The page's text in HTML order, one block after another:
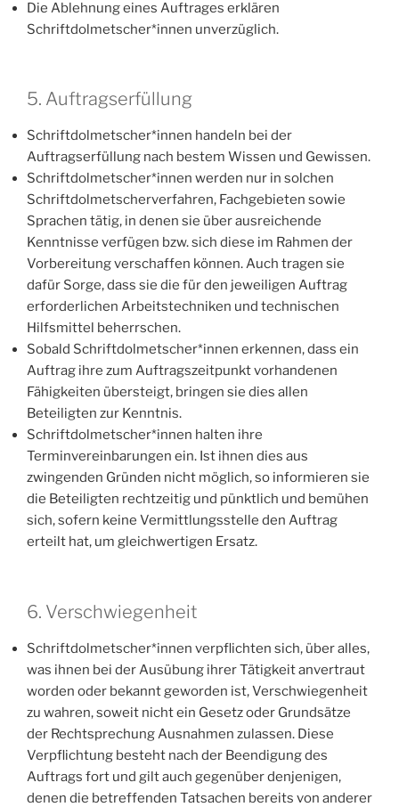
Die Ablehnung eines Auftrages erklären
Schriftdolmetscher*innen unverzüglich.
5. Auftragserfüllung
Schriftdolmetscher*innen handeln bei der
Auftragserfüllung nach bestem Wissen und Gewissen.
Schriftdolmetscher*innen werden nur in solchen
Schriftdolmetscherverfahren, Fachgebieten sowie
Sprachen tätig, in denen sie über ausreichende
Kenntnisse verfügen bzw. sich diese im Rahmen der
Vorbereitung verschaffen können. Auch tragen sie
dafür Sorge, dass sie die für den jeweiligen Auftrag
erforderlichen Arbeitstechniken und technischen
Hilfsmittel beherrschen.
Sobald Schriftdolmetscher*innen erkennen, dass ein
Auftrag ihre zum Auftragszeitpunkt vorhandenen
Fähigkeiten übersteigt, bringen sie dies allen
Beteiligten zur Kenntnis.
Schriftdolmetscher*innen halten ihre
Terminvereinbarungen ein. Ist ihnen dies aus
zwingenden Gründen nicht möglich, so informieren sie
die Beteiligten rechtzeitig und pünktlich und bemühen
sich, sofern keine Vermittlungsstelle den Auftrag
erteilt hat, um gleichwertigen Ersatz.
6. Verschwiegenheit
Schriftdolmetscher*innen verpflichten sich, über alles,
was ihnen bei der Ausübung ihrer Tätigkeit anvertraut
worden oder bekannt geworden ist, Verschwiegenheit
zu wahren, soweit nicht ein Gesetz oder Grundsätze
der Rechtsprechung Ausnahmen zulassen. Diese
Verpflichtung besteht nach der Beendigung des
Auftrags fort und gilt auch gegenüber denjenigen,
denen die betreffenden Tatsachen bereits von anderer